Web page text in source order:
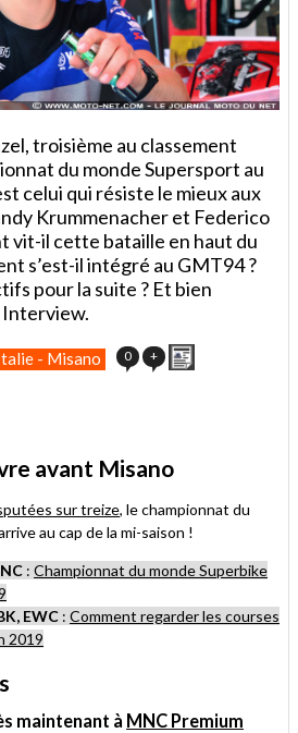
troisième au classement
du monde Supersport au
celui qui résiste le mieux aux
Krummenacher et Federico
vit-il cette bataille en haut du
s’est-il intégré au GMT94 ?
pour la suite ? Et bien
Interview.
- Misano 0 +
avant Misano
sur treize, le championnat du
au cap de la mi-saison !
: Championnat du monde Superbike
EWC : Comment regarder les courses
2019
maintenant à MNC Premium